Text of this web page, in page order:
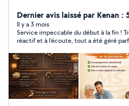
administrative & numérique à domicile
débordé(e) par vos démarches
perdu(e) avec internet ? Je vous accompagne
simplement dans toutes vos
Papiers administratifs (CAF,
informatique et internet Organisation de vos documents
Service local, humain et à l'écoute Secteur
Belfort Premier contact
Dernier avis laissé par Kenan :
Il y a 3 mois
Service impeccable du début à la fin !
réactif et à l’écoute, tout a été géré
confiance les yeux fermés.